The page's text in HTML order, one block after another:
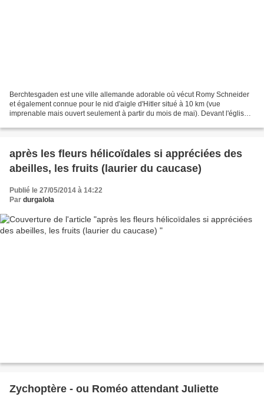
Berchtesgaden est une ville allemande adorable où vécut Romy Schneider
et également connue pour le nid d'aigle d'Hitler situé à 10 km (vue
imprenable mais ouvert seulement à partir du mois de mai). Devant l'église
après les fleurs hélicoïdales si appréciées des
abeilles, les fruits (laurier du caucase)
Publié le 27/05/2014 à 14:22
Par durgalola
Zychoptère - ou Roméo attendant Juliette